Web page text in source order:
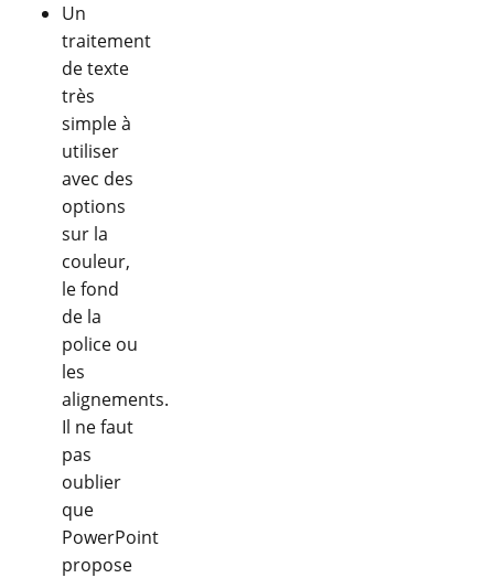
Un
traitement
de texte
très
simple à
utiliser
avec des
options
sur la
couleur,
le fond
de la
police ou
les
alignements.
Il ne faut
pas
oublier
que
PowerPoint
propose